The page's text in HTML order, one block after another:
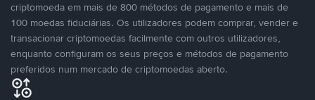
criptomoeda em mais de 800 métodos de pagamento e mais de
100 moedas fiduciárias. Os utilizadores podem comprar, vender e
transacionar criptomoedas facilmente com outros utilizadores,
enquanto configuram os seus preços e métodos de pagamento
preferidos num mercado de criptomoedas aberto.